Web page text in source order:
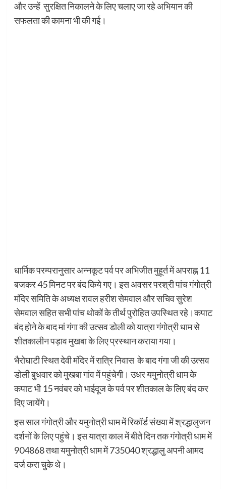
और उन्हें सुरक्षित निकालने के लिए चलाए जा रहे अभियान की
सफलता की कामना भी की गई।
धार्मिक परम्परानुसार अन्नकूट पर्व पर अभिजीत मुहूर्त में अपराह्न 11
बजकर 45 मिनट पर बंद किये गए। इस अवसर परश्री पांच गंगोत्री
मंदिर समिति के अध्यक्ष रावल हरीश सेमवाल और सचिव सुरेश
सेमवाल सहित सभी पांच थोकों के तीर्थ पुरोहित उपस्थित रहे।कपाट
बंद होने के बाद मां गंगा की उत्सव डोली को यात्रा गंगोत्री धाम से
शीतकालीन पड़ाव मुखबा के लिए प्रस्थान कराया गया।
भैरोघाटी स्थित देवी मंदिर में रात्रि निवास के बाद गंगा जी की उत्सव
डोली बुधवार को मुखबा गांव में पहुंचेगी। उधर यमुनोत्री धाम के
कपाट भी 15 नवंबर को भाईदूज के पर्व पर शीतकाल के लिए बंद कर
दिए जायेंगे।
इस साल गंगोत्री और यमुनोत्री धाम में रिकॉर्ड संख्या में श्रद्धालुजन
दर्शनों के लिए पहुंचे। इस यात्रा काल में बीते दिन तक गंगोत्री धाम में
904868 तथा यमुनोत्री धाम में 735040 श्रद्धालु अपनी आमद
दर्ज करा चुके थे।